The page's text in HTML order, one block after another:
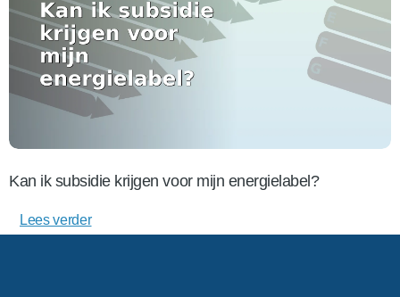
Kan ik subsidie krijgen voor mijn energielabel?
Lees verder